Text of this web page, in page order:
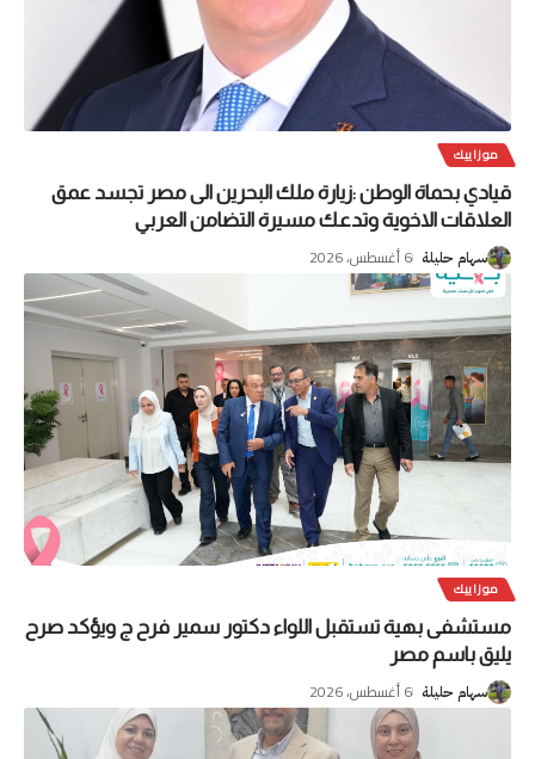
موزاييك
قيادي بحماة الوطن :زيارة ملك البحرين الى مصر تجسد عمق
العلاقات الاخوية وتدعك مسيرة التضامن العربي
سهام حليلة 6 أغسطس، 2026
موزاييك
مستشفى بهية تستقبل اللواء دكتور سمير فرح ج ويؤكد صرح
يليق باسم مصر
سهام حليلة 6 أغسطس، 2026